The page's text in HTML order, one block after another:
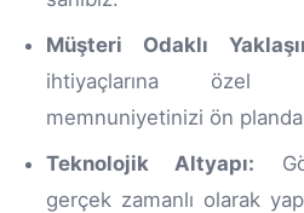
Müşteri Odaklı
ihtiyaçlarına özel
memnuniyetinizi ön
Teknolojik Altyapı:
gerçek zamanlı olarak